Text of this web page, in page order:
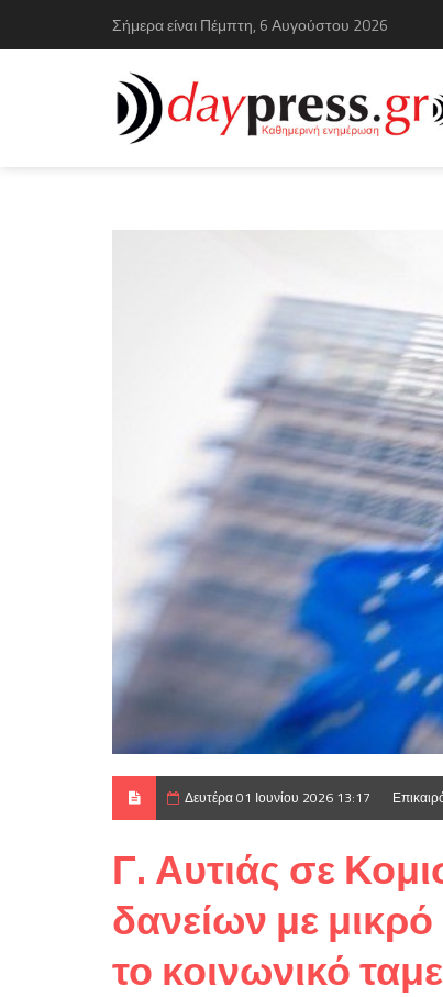
Σήμερα είναι Πέμπτη, 6 Αυγούστου 2026
Δευτέρα 01 Ιουνίου 2026 13:17
Γ. Αυτιάς σε
δανείων με
το κοινωνικό